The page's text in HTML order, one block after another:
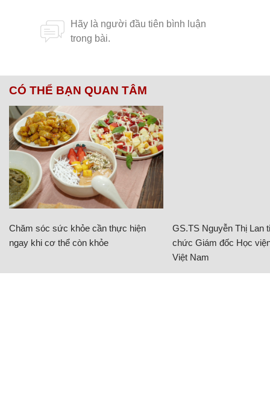
CÓ THỂ BẠN QUAN TÂM
Chăm sóc sức khỏe cần thực hiện
ngay khi cơ thể còn khỏe
GS.TS Nguyễn Thị Lan
chức Giám đốc Học
Việt Nam